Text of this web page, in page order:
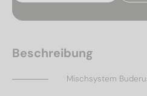
Beschreibung
Mischsystem